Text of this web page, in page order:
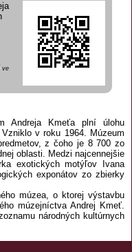
ve
Andreja Kmeťa plní úlohu
v roku 1964. Múzeum
z čoho je 8 700 zo
oblasti. Medzi najcennejšie
exotických motýľov Ivana
exponátov zo zbierky
múzea, o ktorej výstavbu
múzejníctva Andrej Kmeť.
národných kultúrnych